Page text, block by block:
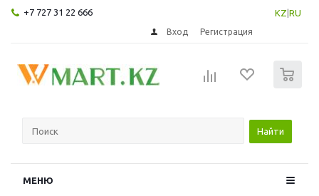
+7 727 31 22 666 KZ RU
Вход Регистрация
Найти
МЕНЮ